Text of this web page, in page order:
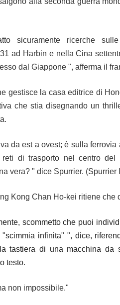
sicuramente ricerche
ad Harbin e nella Cina
dal Giappone ", afferma il
gestisce la casa editrice di
che stia disegnando un
da est a ovest;è sulla ferrovia
di trasporto nel centro del
vera? " dice Spurrier. (Spurrier
Kong Chan Ho-kei ritiene
scommetto che puoi
infinita" ", dice,
tastiera di una macchina da
testo.
non impossibile."